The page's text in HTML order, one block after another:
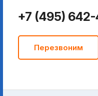
+7 (495)
Перезвоним